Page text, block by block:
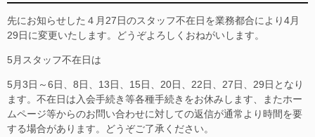
先にお知らせした４月27日のスタッフ不在日を業務都合により4月
29日に変更いたします。どうぞよろしくおねがいします。
5月スタッフ不在日は
5月3日～6日、8日、13日、15日、20日、22日、27日、29日となり
ます。不在日は入会手続き等各種手続きをお休みします、またホー
ムページ等からのお問い合わせに対しての返信が通常より時間を要
する場合があります。どうぞご了承ください。